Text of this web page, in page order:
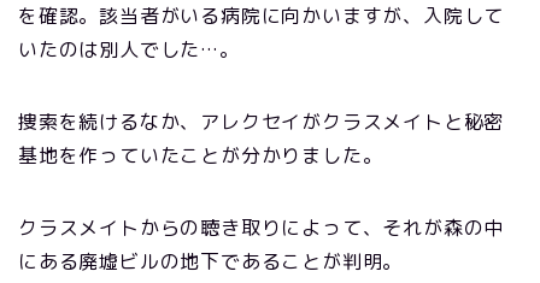
を確認。該当者がいる病院に向かいますが、入院して
いたのは別人でした…。
捜索を続けるなか、アレクセイがクラスメイトと秘密
基地を作っていたことが分かりました。
クラスメイトからの聴き取りによって、それが森の中
にある廃墟ビルの地下であることが判明。